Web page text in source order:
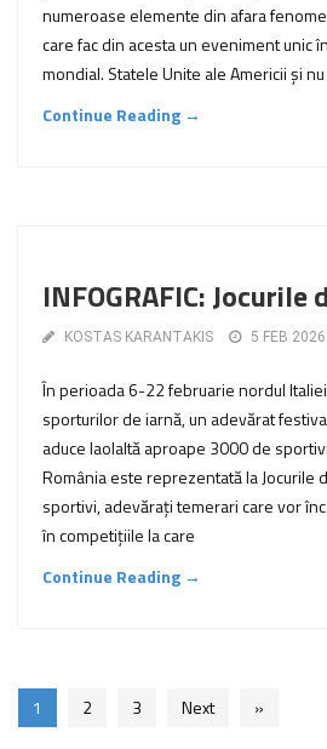
numeroase elemente din afara
care fac din acesta un eveniment unic
mondial. Statele Unite ale Americii și
Continue Reading →
INFOGRAFIC: Jocurile
KOSTAS KARANTAKIS 5 FEB 2026
În perioada 6-22 februarie nordul
sporturilor de iarnă, un adevărat
aduce laolaltă aproape 3000 de
România este reprezentată la Jocurile
sportivi, adevărați temerari care vor
în competițiile la care
Continue Reading →
1 2 3 Next »